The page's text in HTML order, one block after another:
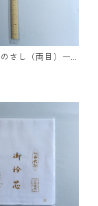
さし（両目）一